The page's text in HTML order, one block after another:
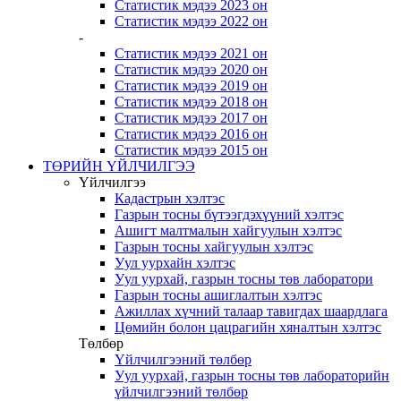
Статистик мэдээ 2023 он
Статистик мэдээ 2022 он
-
Статистик мэдээ 2021 он
Статистик мэдээ 2020 он
Статистик мэдээ 2019 он
Статистик мэдээ 2018 он
Статистик мэдээ 2017 он
Статистик мэдээ 2016 он
Статистик мэдээ 2015 он
ТӨРИЙН ҮЙЛЧИЛГЭЭ
Үйлчилгээ
Кадастрын хэлтэс
Газрын тосны бүтээгдэхүүний хэлтэс
Ашигт малтмалын хайгуулын хэлтэс
Газрын тосны хайгуулын хэлтэс
Уул уурхайн хэлтэс
Уул уурхай, газрын тосны төв лаборатори
Газрын тосны ашиглалтын хэлтэс
Ажиллах хүчний талаар тавигдах шаардлага
Цөмийн болон цацрагийн хяналтын хэлтэс
Төлбөр
Үйлчилгээний төлбөр
Уул уурхай, газрын тосны төв лабораторийн
үйлчилгээний төлбөр